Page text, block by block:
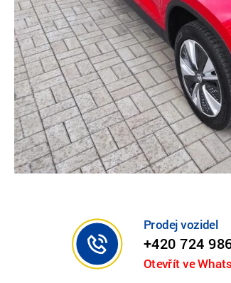
Prodej vozidel
+420 724
Otevřít ve